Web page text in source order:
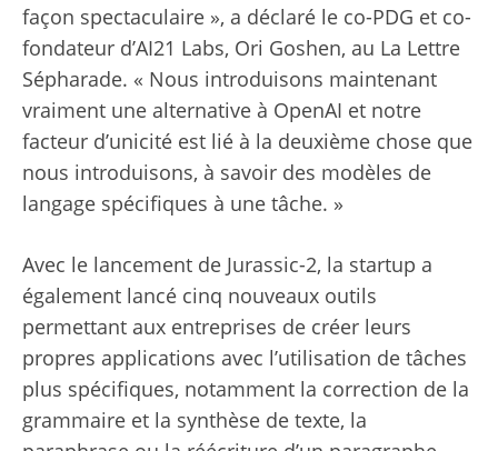
façon spectaculaire », a déclaré le co-PDG et co-
fondateur d’AI21 Labs, Ori Goshen, au La Lettre
Sépharade. « Nous introduisons maintenant
vraiment une alternative à OpenAI et notre
facteur d’unicité est lié à la deuxième chose que
nous introduisons, à savoir des modèles de
langage spécifiques à une tâche. »
Avec le lancement de Jurassic-2, la startup a
également lancé cinq nouveaux outils
permettant aux entreprises de créer leurs
propres applications avec l’utilisation de tâches
plus spécifiques, notamment la correction de la
grammaire et la synthèse de texte, la